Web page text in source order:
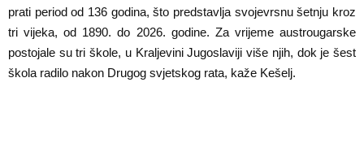
U
prati period od 136 godina, što predstavlja svojevrsnu šetnju kroz
tri vijeka, od 1890. do 2026. godine. Za vrijeme austrougarske
postojale su tri škole, u Kraljevini Jugoslaviji više njih, dok je šest
škola radilo nakon Drugog svjetskog rata, kaže Kešelj.